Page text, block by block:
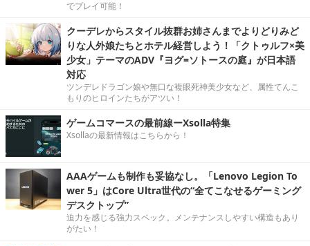
でプレイ可能！
クーデレからスタイル抜群お姉さんまでよりどりみど
りな人外娘たちとホテル経営しよう！「クトゥルフ×美
少女」テーマのADV『ヨグ=ソトースの庭』が日本語
対応
ツンデレドラゴン娘や無口な複眼死神美少女など、属性てんこ
もりのヒロインたちがアツい！
ゲームコマースの最前線ーXsolla特集
Xsollaの最新情報はこちらから！
AAAゲームも制作も妥協なし。「Lenovo Legion To
wer 5」はCore Ultra世代の“全てこなせるゲーミング
デスクトップ”
迫力を感じる強力スペック。メンテナンスしやすい構造もあり
がたい！